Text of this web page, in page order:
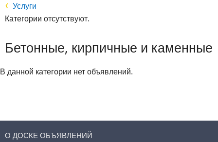
Услуги
Категории отсутствуют.
Бетонные, кирпичные и каменные
В данной категории нет объявлений.
О ДОСКЕ ОБЪЯВЛЕНИЙ